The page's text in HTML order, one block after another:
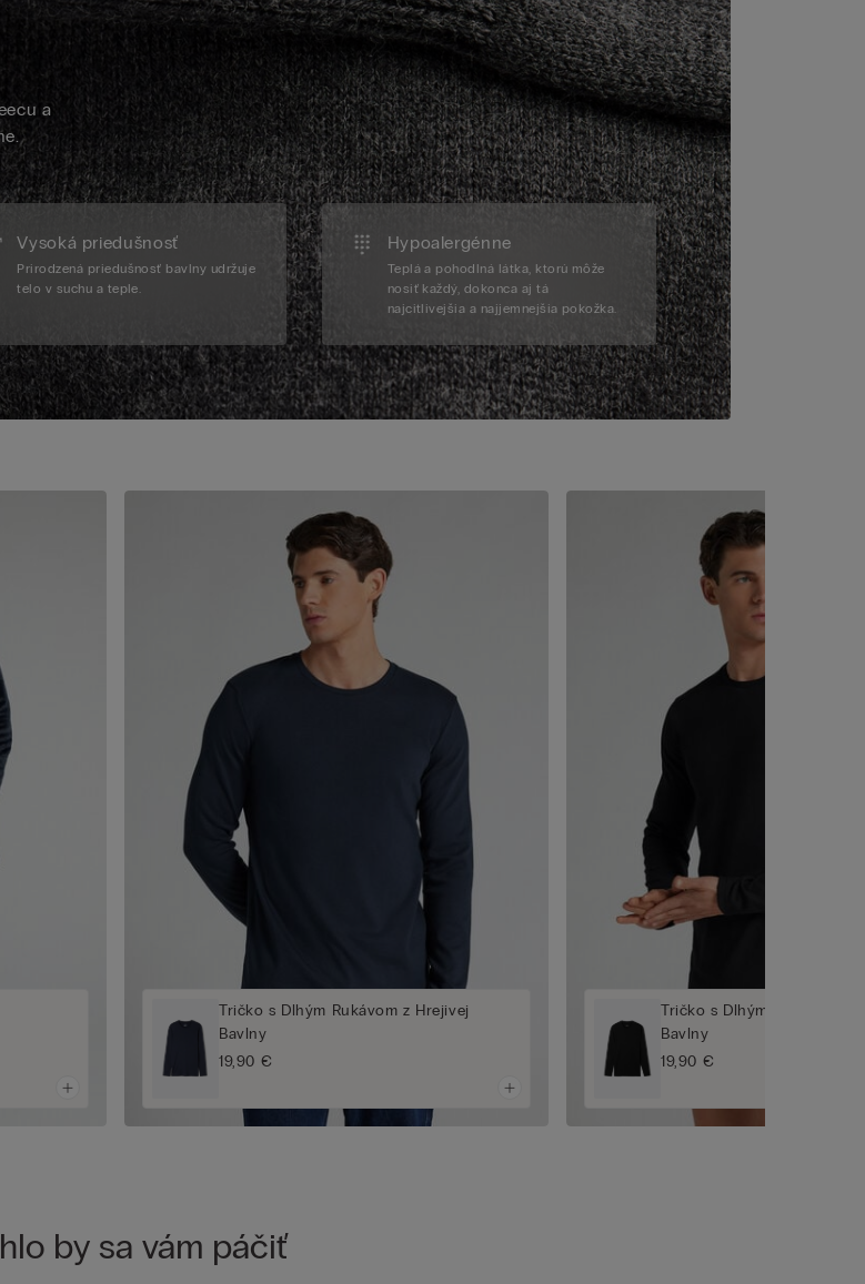
a
Vysoká priedušnosť
Prirodzená priedušnosť bavlny udržuje
telo v suchu a teple.
Hypoalergénne
Teplá a pohodlná látka, ktorú môže
nosiť každý, dokonca aj tá
najcitlivejšia a najjemnejšia pokožka.
Tričko s Dlhým Rukávom z Hrejivej
Bavlny
19,90 €
Tričko s Dlhým Rukávom z
Bavlny
19,90 €
by sa vám páčiť